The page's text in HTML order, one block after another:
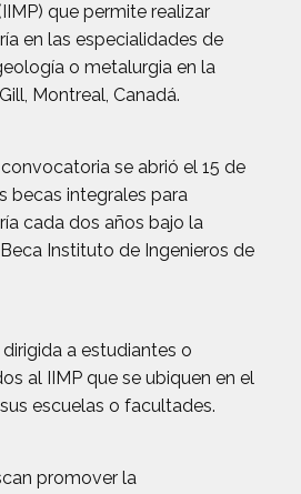
que permite realizar
en las especialidades de
o metalurgia en la
Montreal, Canadá.
se abrió el 15 de
becas integrales para
cada dos años bajo la
Instituto de Ingenieros de
a estudiantes o
al IIMP que se ubiquen en el
escuelas o facultades.
promover la